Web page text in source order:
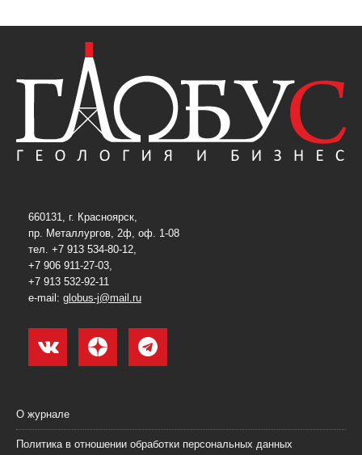
660131, г. Красноярск,
пр. Металлургов, 2ф, оф. 1-08
тел. +7 913 534-80-12,
+7 906 911-27-03,
+7 913 532-92-11
e-mail: globus-j@mail.ru
О журнале
Политика в отношении обработки персональных данных